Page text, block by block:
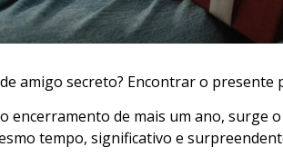
amigo secreto? Encontrar o
encerramento de mais um ano,
tempo, significativo e